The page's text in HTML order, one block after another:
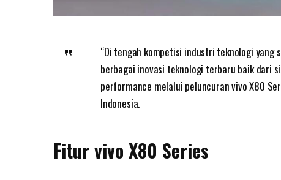
“Di tengah kompetisi industri teknologi yang
berbagai inovasi teknologi terbaru baik dari
performance melalui peluncuran vivo X80
Indonesia.
Fitur vivo X80 Series